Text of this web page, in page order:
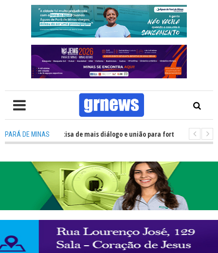
PARÁ DE MINAS
TV: Política precisa de mais diálogo e união para fortalecer Minas e